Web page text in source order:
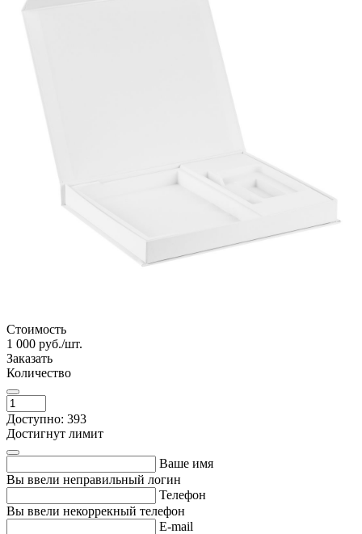
Стоимость
1 000 руб./шт.
Заказать
Количество
Доступно: 393
Достигнут лимит
Ваше имя
Вы ввели неправильный логин
Телефон
Вы ввели некоррекный телефон
E-mail